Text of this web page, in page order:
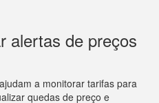
alertas de preços
ajudam a monitorar tarifas para
quedas de preço e